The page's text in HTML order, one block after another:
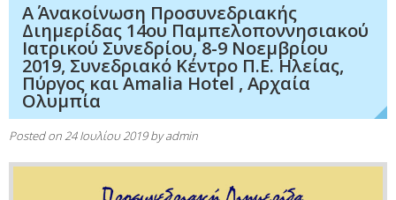
Α΄ Ανακοίνωση Προσυνεδριακής
Διημερίδας 14ου Παμπελοποννησιακού
Ιατρικού Συνεδρίου, 8-9 Νοεμβρίου
2019, Συνεδριακό Κέντρο Π.Ε. Ηλείας,
Πύργος και Amalia Hotel , Αρχαία
Ολυμπία
Posted on 24 Ιουλίου 2019byadmin